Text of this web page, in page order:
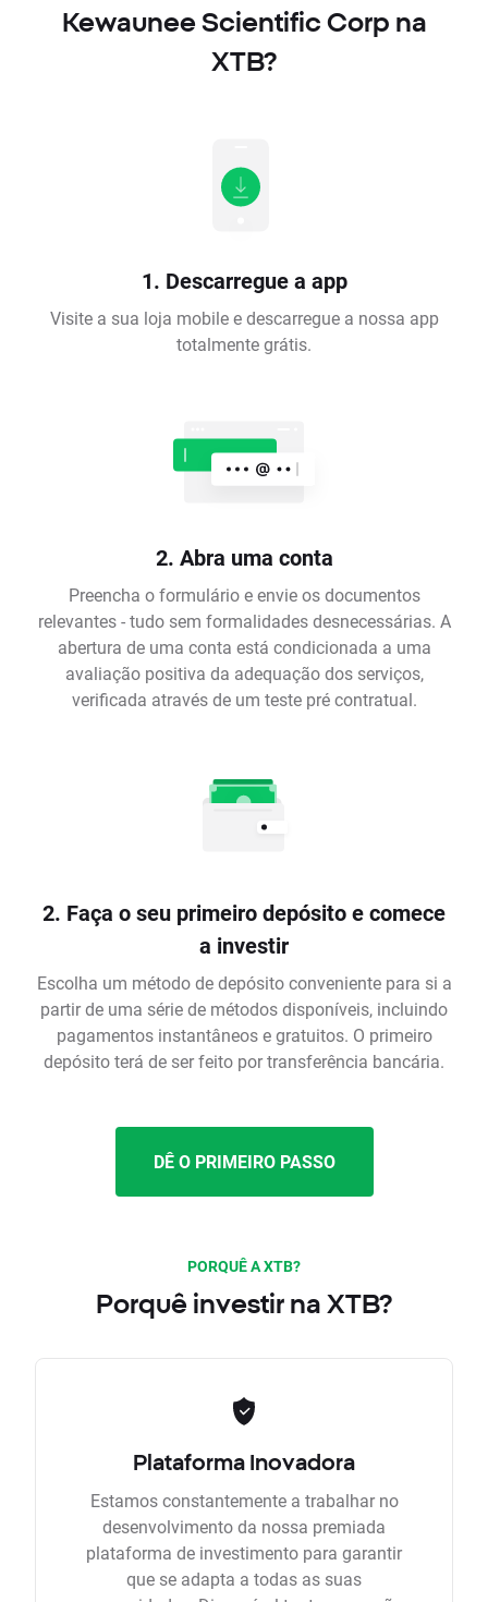
Kewaunee Scientific Corp na
XTB?
1. Descarregue a app
Visite a sua loja mobile e descarregue a nossa app
totalmente grátis.
2. Abra uma conta
Preencha o formulário e envie os documentos
relevantes - tudo sem formalidades desnecessárias. A
abertura de uma conta está condicionada a uma
avaliação positiva da adequação dos serviços,
verificada através de um teste pré contratual.
2. Faça o seu primeiro depósito e comece
a investir
Escolha um método de depósito conveniente para si a
partir de uma série de métodos disponíveis, incluindo
pagamentos instantâneos e gratuitos. O primeiro
depósito terá de ser feito por transferência bancária.
DÊ O PRIMEIRO PASSO
PORQUÊ A XTB?
Porquê investir na XTB?
Plataforma Inovadora
Estamos constantemente a trabalhar no
desenvolvimento da nossa premiada
plataforma de investimento para garantir
que se adapta a todas as suas